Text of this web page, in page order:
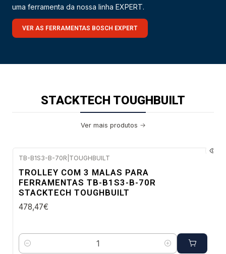
uma ferramenta da nossa linha EXPERT.
VER AS FERRAMENTAS BOSCH EXPERT
STACKTECH TOUGHBUILT
Ver mais produtos
TB-B1S3-B-70R TOUGHBUILT
TROLLEY COM 3 MALAS PARA
FERRAMENTAS TB-B1S3-B-70R
STACKTECH TOUGHBUILT
478,47€
Quantidade